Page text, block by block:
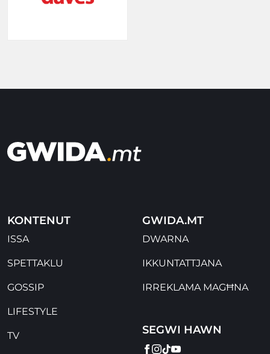
KONTENUT
ISSA
SPETTAKLU
GOSSIP
LIFESTYLE
TV
GWIDA.MT
DWARNA
IKKUNTATTJANA
IRREKLAMA MAGĦNA
SEGWI HAWN
FACEBOOK
INSTAGRAM
TIKTOK
YOUTUBE